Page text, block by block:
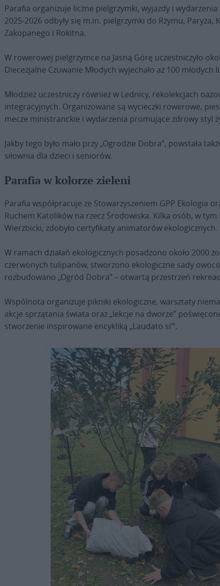
Parafia organizuje liczne pielgrzymki, wyjazdy i
2025-2026 odbyły się m.in. pielgrzymki do Rzymu, Paryża,
Zakopanego i Rokitna.
W rowerowej pielgrzymce na Jasną Górę uczestniczyło
Diecezjalne Czuwanie Młodych wyjechało aż 100 młodych
Młodzież uczestniczy również w Lednicy, rekolekcjach
integracyjnych. Organizowane są wycieczki rowerowe,
mecze ministranckie i wydarzenia promujące zdrowy styl
Jakby tego było mało przy „Ogrodzie Dobra”, powstała
siłownia dla dzieci i seniorów.
Parafia w kolorze zieleni
Parafia współpracuje ze Stowarzyszeniem GPP Ekologia
Ruchem Katolików na rzecz Środowiska. Kilka osób, w tym
Wierzbicki, zdobyło certyfikaty animatorów ekologicznych.
W ramach działań ekologicznych posadzono około 2000
czerwonych tulipanów, stworzono ekologiczne sady
rozbudowano „Ogród Dobra” – otwartą przestrzeń
Wspólnota organizuje pikniki ekologiczne, warsztaty
akcje sprzątania świata oraz „lekcje na dworze”
stworzenie inspirowane encykliką „Laudato si’”.